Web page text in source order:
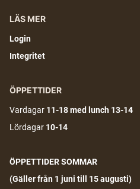
LÄS MER
Login
Integritet
ÖPPETTIDER
Vardagar 11-18med lunch 13-14
Lördagar 10-14
ÖPPETTIDER SOMMAR
(Gäller från 1 juni till 15 augusti)